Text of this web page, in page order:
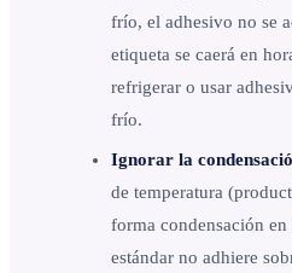
frío, el adhesivo no se
etiqueta se caerá en
refrigerar o usar
frío.
Ignorar la
de temperatura
forma condensación
estándar no adhiere